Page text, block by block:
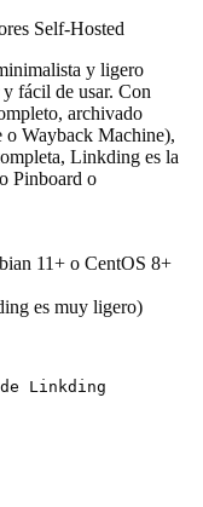
Self-Hosted
y ligero
fácil de usar. Con
archivado
o Wayback Machine),
Linkding es la
Pinboard o
11+ o CentOS 8+
es muy ligero)
Linkding